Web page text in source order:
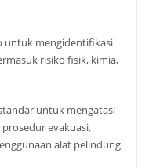
untuk mengidentifikasi
risiko fisik, kimia,
untuk mengatasi
evakuasi,
alat pelindung